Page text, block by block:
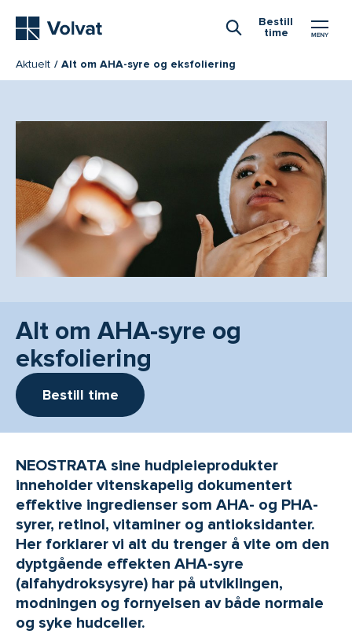
Bestill
time
Aktuelt Alt om AHA-syre og eksfoliering
Alt om AHA-syre og
eksfoliering
Bestill time
NEOSTRATA sine hudpleieprodukter
inneholder vitenskapelig dokumentert
effektive ingredienser som AHA- og PHA-
syrer, retinol, vitaminer og antioksidanter.
Her forklarer vi alt du trenger å vite om den
dyptgående effekten AHA-syre
(alfahydroksysyre) har på utviklingen,
modningen og fornyelsen av både normale
og syke hudceller.